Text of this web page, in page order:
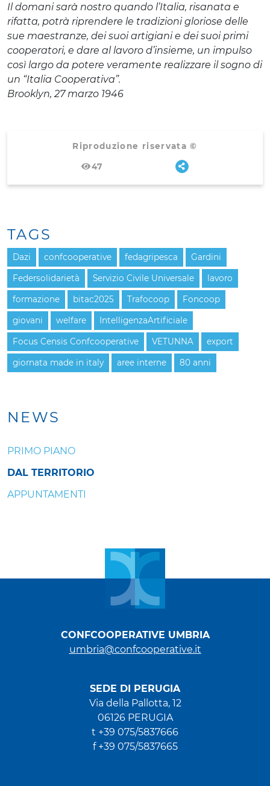
Il domani sarà nostro quando l’Italia, risanata e
rifatta, potrà riprendere le tradizioni gloriose delle
sue maestranze, dei suoi artigiani e dei suoi primi
cooperatori, e dare al lavoro d’insieme, un impulso
così largo da potere veramente realizzare il sogno di
un “Italia Cooperativa”.
Brooklyn, 27 marzo 1946
Riproduzione riservata ©
47
NEWS
PRIMO PIANO
DAL TERRITORIO
APPUNTAMENTI
TAGS
Dazi confcooperative fedagripesca Gardini
Federsolidarietà Servizio Civile Universale lavoro
formazione bitac2025 Trafocoop Foncoop
giovani welfare IntelligenzaArtificiale
Focus Censis Confcooperative VETUNNA export
giornata made in italy aree interne 80 anni
CONFCOOPERATIVE UMBRIA
umbria@confcooperative.it
SEDE DI PERUGIA
Via della Pallotta, 12
06126 PERUGIA
t +39 075/5837666
f +39 075/5837665